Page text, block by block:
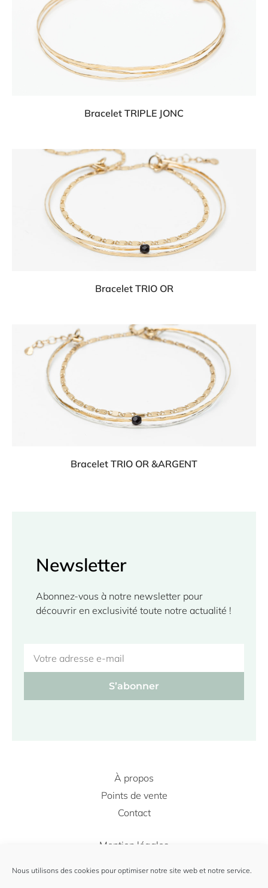
Nous utilisons des cookies pour optimiser notre site web et notre service.
Bracelet TRIPLE JONC
Bracelet TRIO OR
Bracelet TRIO OR &ARGENT
Newsletter
Abonnez-vous à notre newsletter pour
S’abonner
À propos
Points de vente
Contact
Mention légales